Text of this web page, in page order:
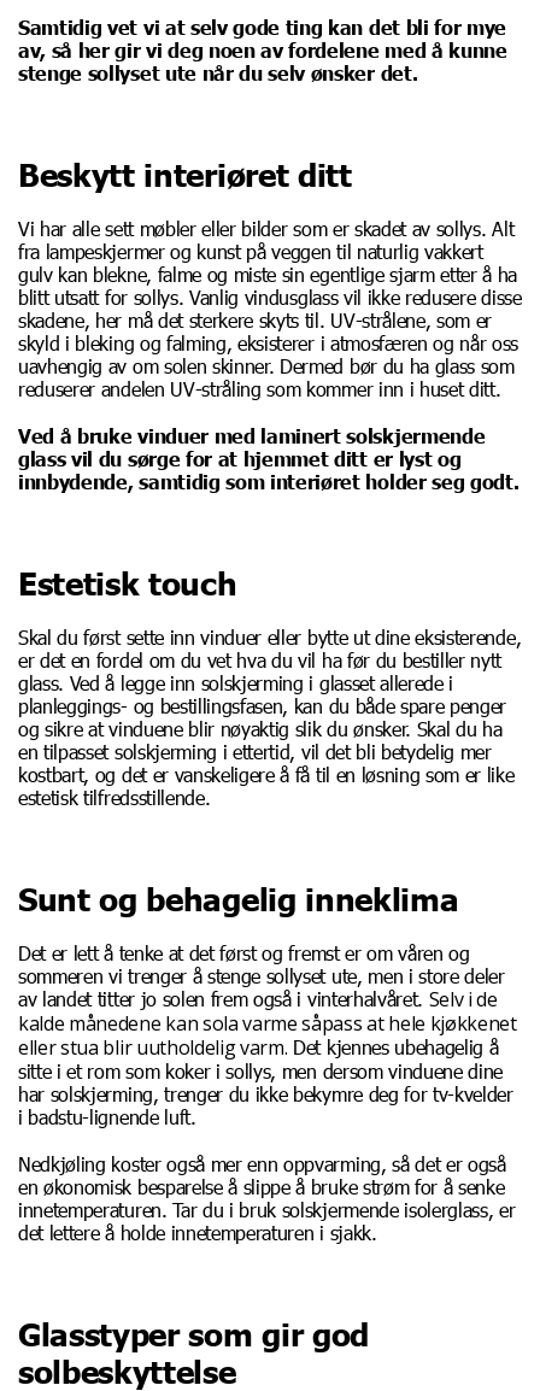
Samtidig vet vi at selv gode ting kan det bli for mye
av, så her gir vi deg noen av fordelene med å kunne
stenge sollyset ute når du selv ønsker det.
Beskytt interiøret ditt
Vi har alle sett møbler eller bilder som er skadet av sollys. Alt
fra lampeskjermer og kunst på veggen til naturlig vakkert
gulv kan blekne, falme og miste sin egentlige sjarm etter å ha
blitt utsatt for sollys. Vanlig vindusglass vil ikke redusere disse
skadene, her må det sterkere skyts til. UV-strålene, som er
skyld i bleking og falming, eksisterer i atmosfæren og når oss
uavhengig av om solen skinner. Dermed bør du ha glass som
reduserer andelen UV-stråling som kommer inn i huset ditt.
Ved å bruke vinduer med laminert solskjermende
glass vil du sørge for at hjemmet ditt er lyst og
innbydende, samtidig som interiøret holder seg godt.
Estetisk touch
Skal du først sette inn vinduer eller bytte ut dine eksisterende,
er det en fordel om du vet hva du vil ha før du bestiller nytt
glass. Ved å legge inn solskjerming i glasset allerede i
planleggings- og bestillingsfasen, kan du både spare penger
og sikre at vinduene blir nøyaktig slik du ønsker. Skal du ha
en tilpasset solskjerming i ettertid, vil det bli betydelig mer
kostbart, og det er vanskeligere å få til en løsning som er like
estetisk tilfredsstillende.
Sunt og behagelig inneklima
Det er lett å tenke at det først og fremst er om våren og
sommeren vi trenger å stenge sollyset ute, men i store deler
av landet titter jo solen frem også i vinterhalvåret. Selv i de
kalde månedene kan sola varme såpass at hele kjøkkenet
eller stua blir uutholdelig varm. Det kjennes ubehagelig å
sitte i et rom som koker i sollys, men dersom vinduene dine
har solskjerming, trenger du ikke bekymre deg for tv-kvelder
i badstu-lignende luft.
Nedkjøling koster også mer enn oppvarming, så det er også
en økonomisk besparelse å slippe å bruke strøm for å senke
innetemperaturen. Tar du i bruk solskjermende isolerglass, er
det lettere å holde innetemperaturen i sjakk.
Glasstyper som gir god
solbeskyttelse